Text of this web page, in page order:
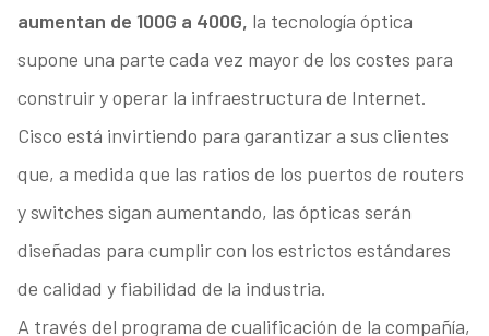
aumentan de 100G a 400G, la tecnología óptica
supone una parte cada vez mayor de los costes para
construir y operar la infraestructura de Internet.
Cisco está invirtiendo para garantizar a sus clientes
que, a medida que las ratios de los puertos de routers
y switches sigan aumentando, las ópticas serán
diseñadas para cumplir con los estrictos estándares
de calidad y fiabilidad de la industria.
A través del programa de cualificación de la compañía,